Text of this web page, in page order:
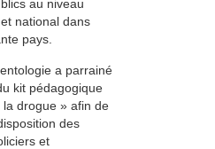
au niveau
national dans
pays.
a parrainé
kit pédagogique
drogue » afin de
des
et